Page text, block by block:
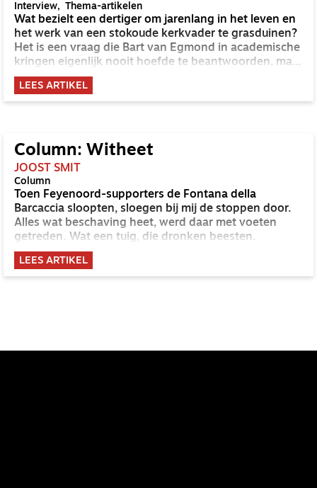
Interview Thema-artikelen
Wat bezielt een dertiger om jarenlang in het leven en
het werk van een stokoude kerkvader te grasduinen?
Het is een vraag die Bart van Egmond in academische
kringen eigenlijk nooit hoefde te beantwoorden, maar
waar hij nu, bij de voltooiing van zijn promotie op
Augustinus en het lijden, graag voor gaat zitten.
LEES ARTIKEL
Column: Witheet
JOOST SMIT
Column
Toen Feyenoord-supporters de Fontana della
Barcaccia sloopten, sloegen bij mij de stoppen door.
Alles wat beschaving heet, werd daar met voeten
getreden. Wat een tuig, die dronken beesten.
LEES ARTIKEL